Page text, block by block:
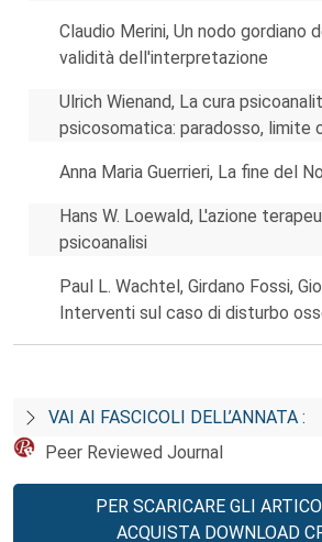
Claudio Merini, Un nodo gordiano
validità dell'interpretazione
Ulrich Wienand, La cura
psicosomatica: paradosso, limite
Anna Maria Guerrieri, La fine del
Hans W. Loewald, L'azione
psicoanalisi
Paul L. Wachtel, Girdano Fossi,
Interventi sul caso di disturbo
VAI AI FASCICOLI DELL’ANNATA :
Peer Reviewed Journal
PER SCARICARE GLI
ACQUISTA DOWNLOAD